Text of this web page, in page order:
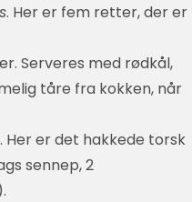
. Her er fem retter, der er
Serveres med rødkål,
tåre fra kokken, når
Her er det hakkede torsk
sennep, 2